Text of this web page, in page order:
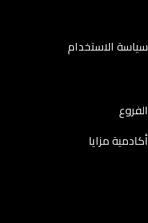
سياسة الاستخدام
الفروع
أكادمية مزايا